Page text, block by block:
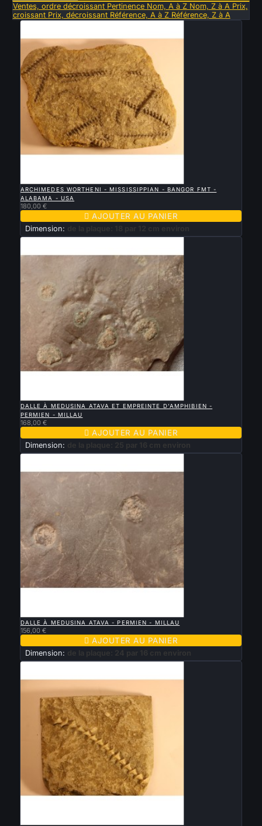
Ventes, ordre décroissant Pertinence Nom, A à Z Nom, Z à A Prix,
croissant Prix, décroissant Référence, A à Z Référence, Z à A
ARCHIMEDES WORTHENI - MISSISSIPPIAN - BANGOR FMT -
ALABAMA - USA
180,00 €
 AJOUTER AU PANIER
Dimension: de la plaque: 18 par 12 cm environ
DALLE À MEDUSINA ATAVA ET EMPREINTE D'AMPHIBIEN -
PERMIEN - MILLAU
168,00 €
 AJOUTER AU PANIER
Dimension: de la plaque: 25 par 16 cm environ
DALLE À MEDUSINA ATAVA - PERMIEN - MILLAU
156,00 €
 AJOUTER AU PANIER
Dimension: de la plaque: 24 par 16 cm environ